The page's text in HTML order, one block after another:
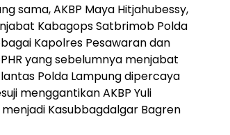
sama, AKBP Maya Hitjahubessy,
Kabagops Satbrimob Polda
Kapolres Pesawaran dan
yang sebelumnya menjabat
Polda Lampung dipercaya
menggantikan AKBP Yuli
menjadi Kasubbagdalgar Bagren